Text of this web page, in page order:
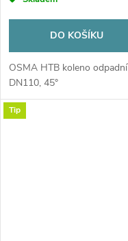
DO KOŠÍKU
OSMA HTB koleno odpadní
DN110, 45°
Tip